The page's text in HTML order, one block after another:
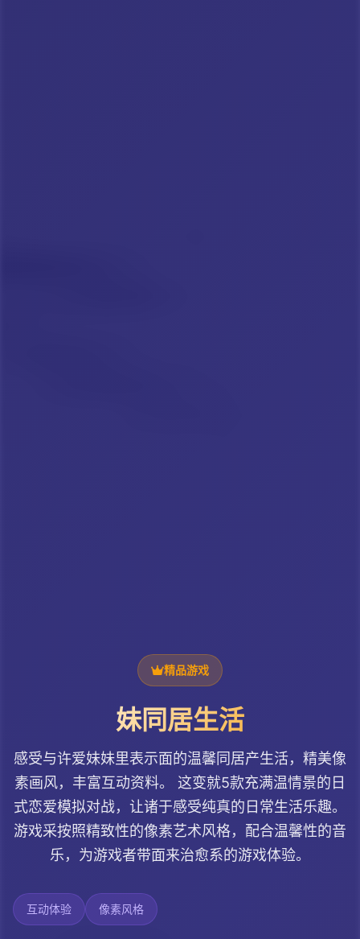
精品游戏
妹同居生活
感受与许爱妹妹里表示面的温馨同居产生活，精美像
素画风，丰富互动资料。 这变就5款充满温情景的日
式恋爱模拟对战，让诸于感受纯真的日常生活乐趣。
游戏采按照精致性的像素艺术风格，配合温馨性的音
乐，为游戏者带面来治愈系的游戏体验。
互动体验 像素风格